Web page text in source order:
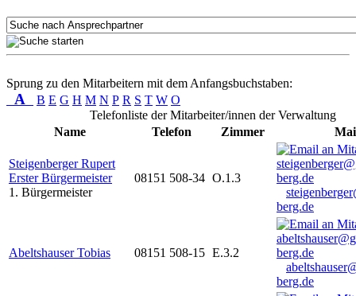
Sprung zu den Mitarbeitern mit dem Anfangsbuchstaben:
A B E G H M N P R S T W O
Telefonliste der Mitarbeiter/innen der Verwaltung
Name
Telefon Zimmer
Steigenberger Rupert
Erster Bürgermeister
1. Bürgermeister
08151 508-34 O.1.3
berg.de
Abeltshauser Tobias 08151 508-15 E.3.2
berg.de